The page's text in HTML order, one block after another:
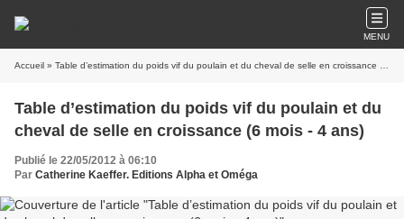
MENU
Accueil » Table d’estimation du poids vif du poulain et du cheval de selle en croissance (6 mois - 4 ans)
Table d’estimation du poids vif du poulain et du
cheval de selle en croissance (6 mois - 4 ans)
Publié le 22/05/2012 à 06:10
Par Catherine Kaeffer. Editions Alpha et Oméga